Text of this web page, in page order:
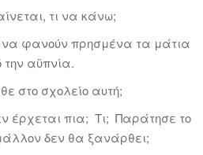
τι να κάνω;
να φανούν πρησμένα τα μάτια
την αϋπνία.
στο σχολείο αυτή;
έρχεται πια; Τι; Παράτησε το
δεν θα ξανάρθει;